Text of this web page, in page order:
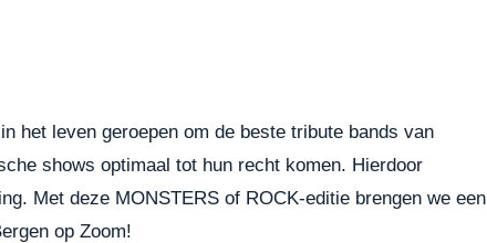
het leven geroepen om de beste tribute bands van
shows optimaal tot hun recht komen. Hierdoor
Met deze MONSTERS of ROCK-editie brengen we een
op Zoom!